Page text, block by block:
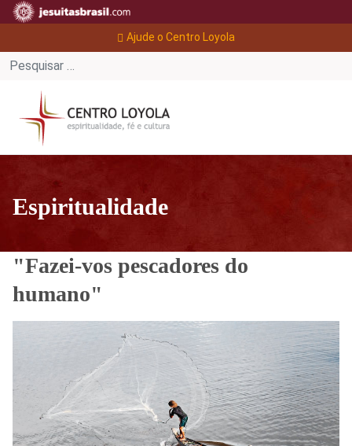
Ajude o Centro Loyola
Espiritualidade
"Fazei-vos pescadores do
humano"